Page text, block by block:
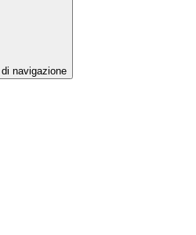
di navigazione